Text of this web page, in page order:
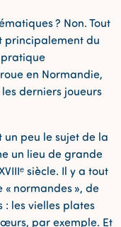
? Non. Tout
principalement du
en Normandie,
derniers joueurs
un peu le sujet de la
un lieu de grande
siècle. Il y a tout
normandes », de
: les vielles plates
par exemple. Et